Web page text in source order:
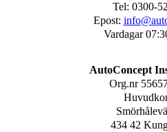
Tel: 0300-
Epost:
Vardagar
AutoConcept
Org.nr
434 42